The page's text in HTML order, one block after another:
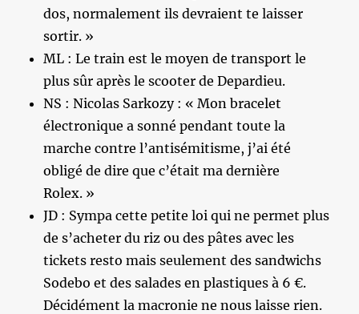
dos, normalement ils devraient te laisser
sortir. »
ML : Le train est le moyen de transport le
plus sûr après le scooter de Depardieu.
NS : Nicolas Sarkozy : « Mon bracelet
électronique a sonné pendant toute la
marche contre l’antisémitisme, j’ai été
obligé de dire que c’était ma dernière
Rolex. »
JD : Sympa cette petite loi qui ne permet plus
de s’acheter du riz ou des pâtes avec les
tickets resto mais seulement des sandwichs
Sodebo et des salades en plastiques à 6 €.
Décidément la macronie ne nous laisse rien.